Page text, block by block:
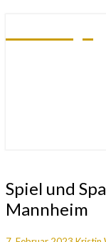
Spiel
und
Spaß
Spiel und
Mannheim